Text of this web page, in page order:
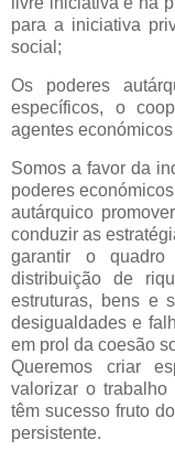
para a iniciativa
social;
Os poderes
específicos, o
agentes
Somos a favor da
poderes
autárquico
conduzir as
garantir o
distribuição de
estruturas, bens e
desigualdades e
em prol da coesão
Queremos criar
valorizar o trabalho
têm sucesso fruto
persistente.